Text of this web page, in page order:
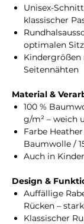
Unisex-
klassischer
optimalen Sitz
Seitennähten
Material &
100 %
g/m² – weich
Farbe Heather
Baumwolle /
Auch in
Design &
Auffällige
Rücken –
Klassischer